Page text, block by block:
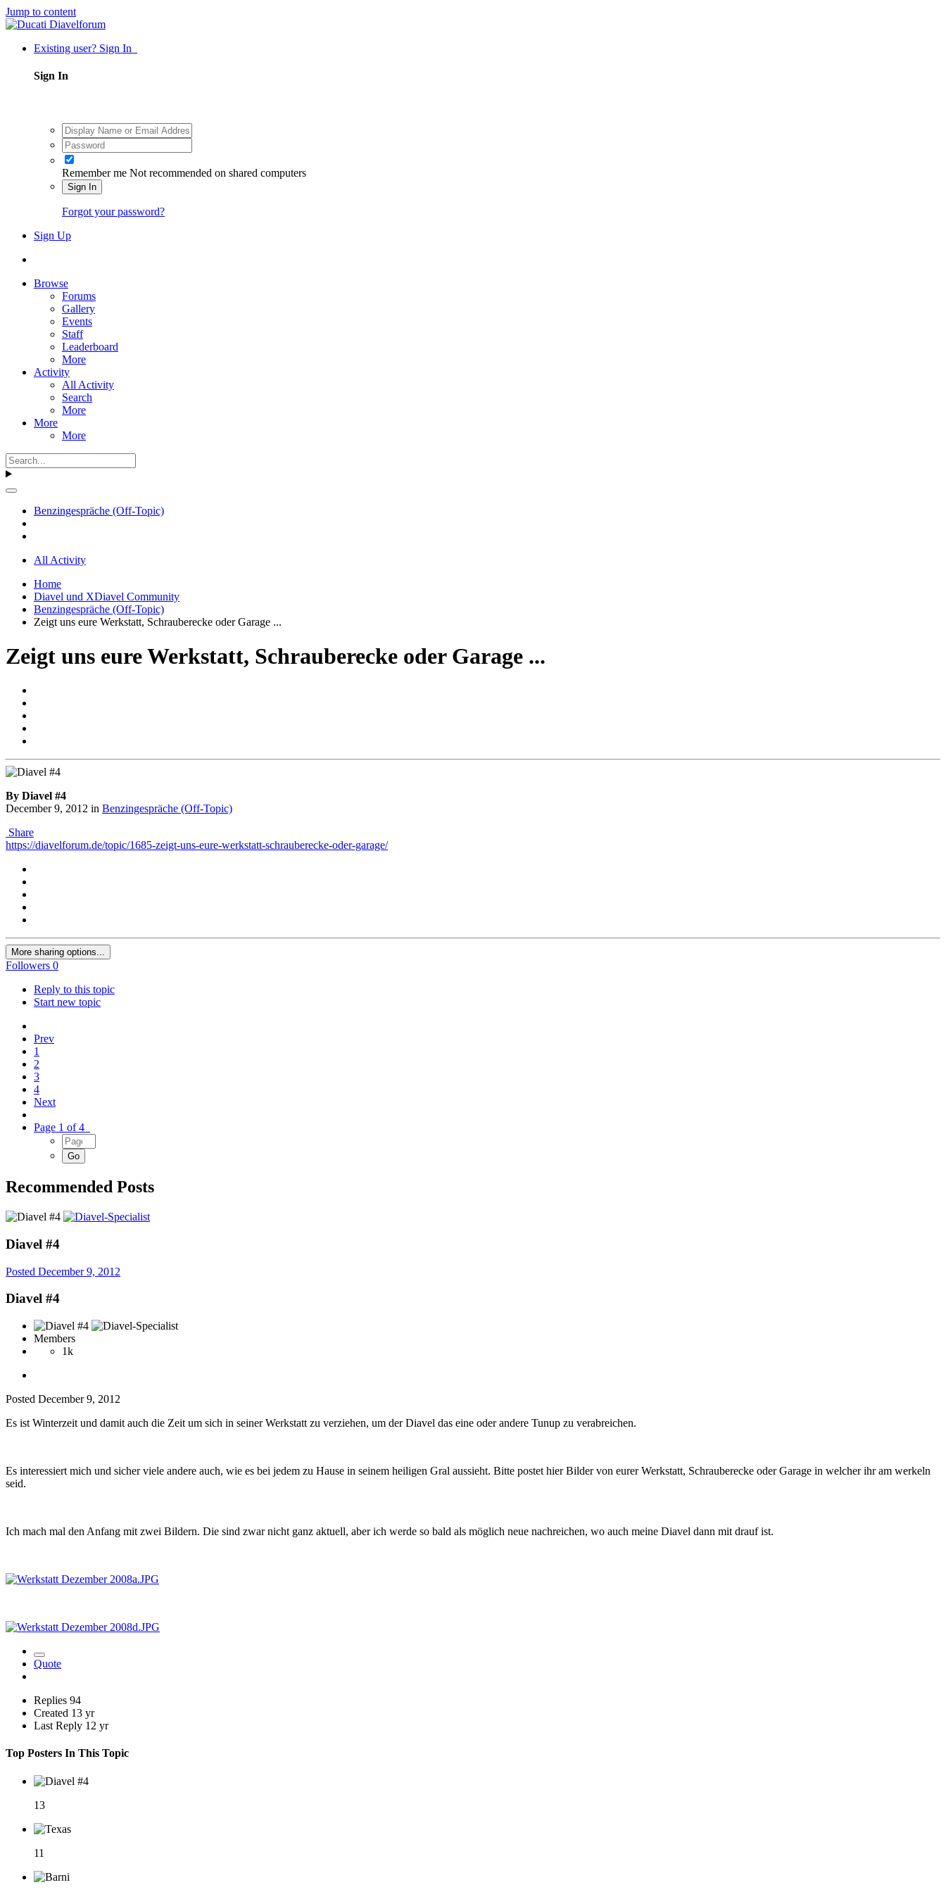
Jump to content
Existing user? Sign In
Sign In
Remember me Not recommended on shared computers
Sign In
Forgot your password?
Sign Up
Browse
Forums
Gallery
Events
Staff
Leaderboard
More
Activity
All Activity
Search
More
More
More
Benzingespräche (Off-Topic)
All Activity
Home
Diavel und XDiavel Community
Benzingespräche (Off-Topic)
Zeigt uns eure Werkstatt, Schrauberecke oder Garage ...
Zeigt uns eure Werkstatt, Schrauberecke oder Garage ...
By Diavel #4
December 9, 2012 in Benzingespräche (Off-Topic)
Share
https://diavelforum.de/topic/1685-zeigt-uns-eure-werkstatt-schrauberecke-oder-garage/
More sharing options...
Followers 0
Reply to this topic
Start new topic
Prev
1
2
3
4
Next
Page 1 of 4
Recommended Posts
Diavel #4
Posted December 9, 2012
Diavel #4
Members
1k
Posted December 9, 2012
Es ist Winterzeit und damit auch die Zeit um sich in seiner Werkstatt zu verziehen, um der Diavel das eine oder andere Tunup zu verabreichen.
Es interessiert mich und sicher viele andere auch, wie es bei jedem zu Hause in seinem heiligen Gral aussieht. Bitte postet hier Bilder von eurer Werkstatt, Schrauberecke oder Garage in welcher ihr am werkeln
seid.
Ich mach mal den Anfang mit zwei Bildern. Die sind zwar nicht ganz aktuell, aber ich werde so bald als möglich neue nachreichen, wo auch meine Diavel dann mit drauf ist.
Quote
Replies 94
Created 13 yr
Last Reply 12 yr
Top Posters In This Topic
13
11